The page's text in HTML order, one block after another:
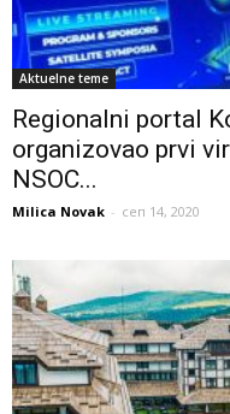
Aktuelne teme
Regionalni portal
organizovao prvi
NSOC...
Milica Novak - сеп 14, 2020